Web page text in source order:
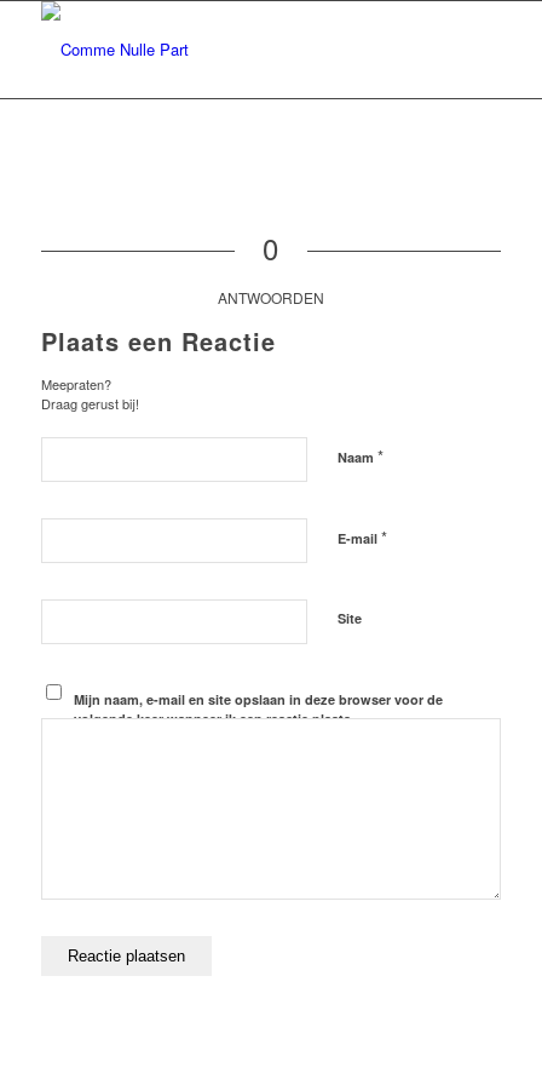
0
ANTWOORDEN
Plaats een Reactie
Meepraten?
Draag gerust bij!
Naam *
E-mail *
Site
Mijn naam, e-mail en site opslaan in deze browser voor de
volgende keer wanneer ik een reactie plaats.